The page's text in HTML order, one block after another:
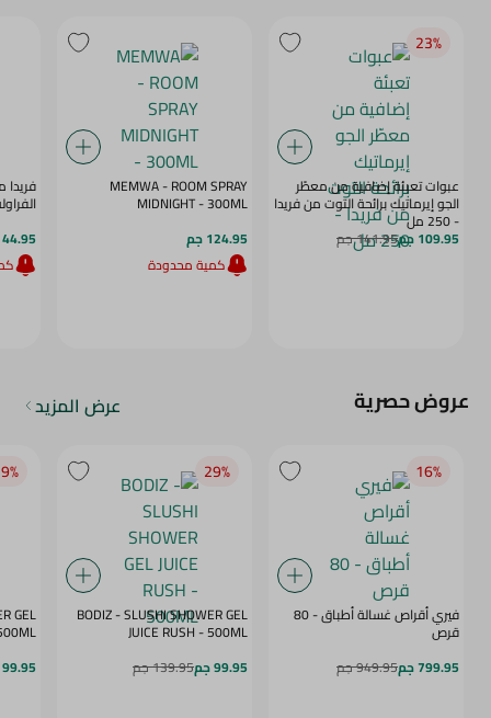
23‎%‎
عبوات تعبئة إضافية من معطّر
الجو إيرماتيك برائحة التوت من فريدا
- 250 مل
109.95 جم 141.95 جم
MEMWA - ROOM SPRAY
MIDNIGHT - 300ML
124.95 جم
كمية محدودة
الفراولة،
44.95 جم
عروض حصرية عرض المزيد
16‎%‎
فيري أقراص غسالة أطباق - 80
قرص
799.95 جم
949.95 جم
29‎%‎
BODIZ - SLUSHI SHOWER GEL
JUICE RUSH - 500ML
99.95 جم
139.95 جم
GEL
DAZE - 500ML
99.95 جم